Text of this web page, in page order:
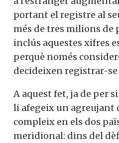
portant el registre al
més de tres milions de
inclús aquestes xifres
perquè només
decideixen registrar-se
A aquest fet, ja de per
li afegeix un agreujant
compleix en els dos
meridional: dins del